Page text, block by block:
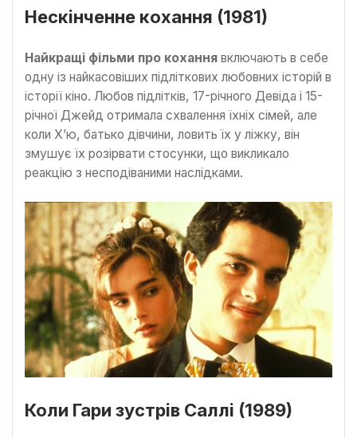
Нескінченне кохання (1981)
Найкращі фільми про кохання включають в себе
одну із найкасовіших підліткових любовних історій в
історії кіно. Любов підлітків, 17-річного Девіда і 15-
річної Джейд отримала схвалення їхніх сімей, але
коли Х’ю, батько дівчини, ловить їх у ліжку, він
змушує їх розірвати стосунки, що викликало
реакцію з несподіваними наслідками.
Коли Гари зустрів Саллі (1989)